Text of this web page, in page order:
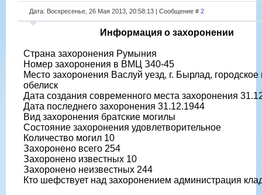
Дата: Воскресенье, 26 Мая 2013, 20:58:13 | Сообщение # 2
Информация о захоронении
Страна захоронения Румыния
Номер захоронения в ВМЦ З40-45
Место захоронения Васлуй уезд, г. Бырлад,
обелиск
Дата создания современного места захоронения
Дата последнего захоронения 31.12.1944
Вид захоронения братские могилы
Состояние захоронения удовлетворительное
Количество могил 10
Захоронено всего 254
Захоронено известных 10
Захоронено неизвестных 244
Кто шефствует над захоронением администрация